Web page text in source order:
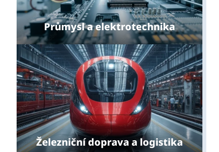
Průmysl a elektrotechnika
Železniční doprava a logistika